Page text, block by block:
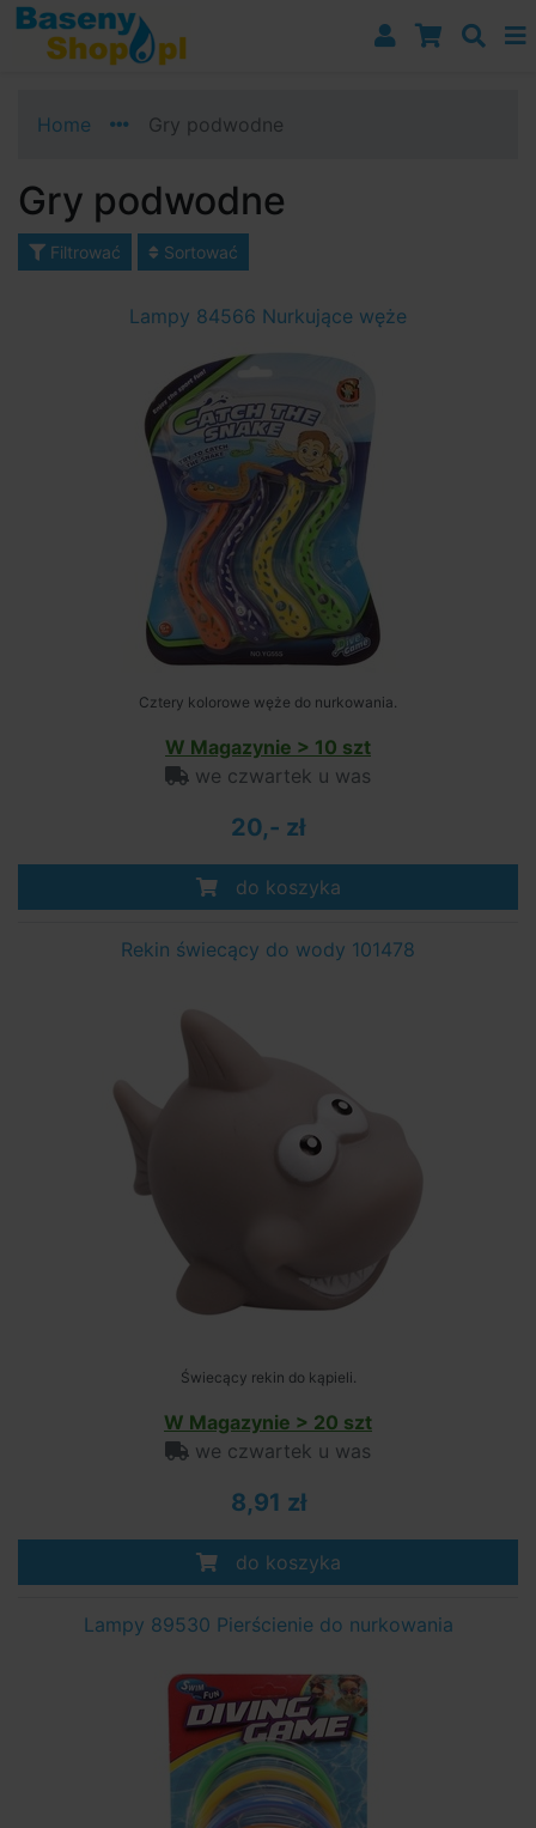
Przejdź do nawigacji
Przejdź do treści
Przejdź do paska bocznego
Home Gry podwodne
Gry podwodne
Filtrować Sortować
Lampy 84566 Nurkujące węże
Cztery kolorowe węże do nurkowania.
W Magazynie > 10 szt
we czwartek u was
20,- zł
do koszyka
Rekin świecący do wody 101478
Świecący rekin do kąpieli.
W Magazynie > 20 szt
we czwartek u was
8,91 zł
do koszyka
Lampy 89530 Pierścienie do nurkowania